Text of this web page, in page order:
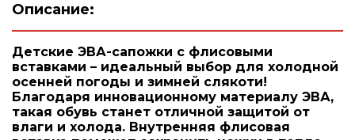
Описание:
Детские ЭВА-сапожки с флисовыми
вставками – идеальный выбор для холодной
осенней погоды и зимней слякоти!
Благодаря инновационному материалу ЭВА,
такая обувь станет отличной защитой от
влаги и холода. Внутренняя флисовая